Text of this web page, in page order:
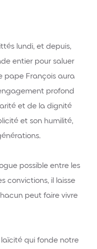
lundi, et depuis,
entier pour saluer
pape François aura
profond
et de la dignité
et son humilité,
possible entre les
convictions, il laisse
peut faire vivre
qui fonde notre